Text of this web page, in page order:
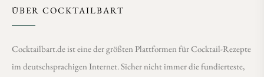
ÜBER COCKTAILBART
Cocktailbart.de ist eine der größten Plattformen für Cocktail-Rezepte
im deutschsprachigen Internet. Sicher nicht immer die fundierteste,